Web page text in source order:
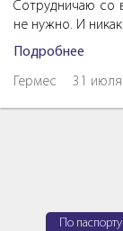
Сотрудничаю со
не нужно. И
Подробнее
Гермес 31
По паспорту